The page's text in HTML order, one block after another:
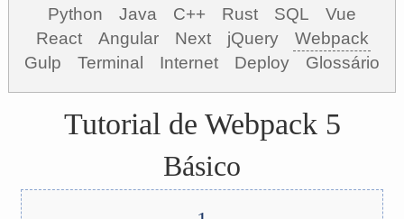
Python
Java C++ Rust SQL
Vue
React
Angular Next jQuery
Webpack
Gulp
Terminal Internet Deploy Glossário
Tutorial de Webpack 5
Básico